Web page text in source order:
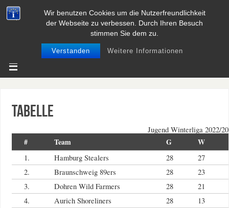
Wir benutzen Cookies um die Nutzerfreundlichkeit
der Webseite zu verbessen. Durch Ihren Besuch
stimmen Sie dem zu.
Verstanden Weitere Informationen
BASEBALL UND SOFTBALL IN
NIEDERSACHSEN
Tabelle
Jugend Winterliga 2022/
# Team G W
1. Hamburg Stealers 28
27
2.
Braunschweig 89ers 28
23
3.
Dohren Wild Farmers 28
21
4.
Aurich Shoreliners 28
13